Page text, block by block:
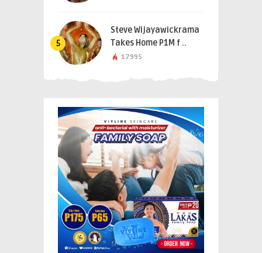
5
Steve Wijayawickrama
Takes Home P1M f ..
17995